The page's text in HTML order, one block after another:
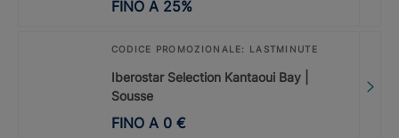
FINO A 25%
CODICE PROMOZIONALE: LASTMINUTE
Iberostar Selection Kantaoui Bay |
Sousse
FINO A 0 €